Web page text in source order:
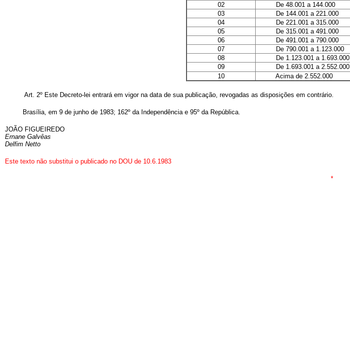
02
De 48.001 a 144.000
03
De 144.001 a 221.000
04
De 221.001 a 315.000
05
De 315.001 a 491.000
06
De 491.001 a 790.000
07
De 790.001 a 1.123.000
08
De 1.123.001 a 1.693.000
09
De 1.693.001 a 2.552.000
10
Acima de 2.552.000
Art. 2º Este Decreto-lei entrará em vigor na data de sua publicação, revogadas as disposições em contrário.
Brasília, em 9 de junho de 1983; 162º da Independência e 95º da República.
JOÃO FIGUEIREDO
Ernane Galvêas
Delfim Netto
Este texto não substitui o publicado no DOU de 10.6.1983
*